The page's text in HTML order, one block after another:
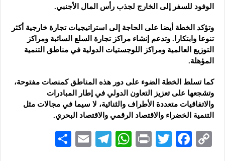
الوفود للسفر إلى الخارج لجذب رأس المال الأجنبي.
وتؤكد الخطة أيضا على الحاجة إلى استراتيجيات تجارة خارجية أكثر
تنوعا وابتكارا. وتدعم إنشاء مراكز تجارة السلع السائبة ومراكز
التوزيع العالمية ومراكز اللوجستيات الدولية في مناطق التنمية
المؤهلة.
كما تسلط الخطة الضوء على دور هذه المناطق كمنصات مفتوحة،
وتشجعها على تعزيز التعاون الدولي في إطار المبادرات
والاتفاقيات متعددة الأطراف والثنائية، لا سيما في مجالات مثل
التنمية الخضراء والاقتصاد الرقمي والاقتصاد البحري.
C
F
T
P
W
Te
E